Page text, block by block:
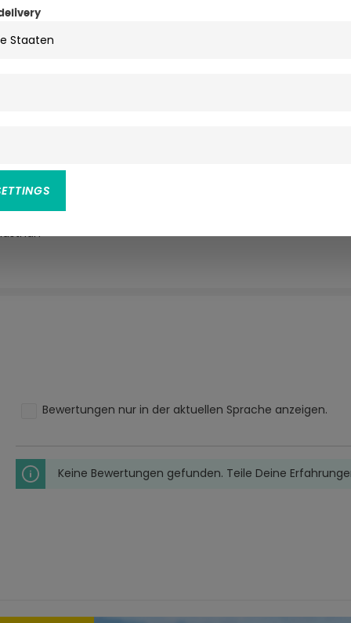
Bewertungen nur in der aktuellen Sprache anzeigen.
Keine Bewertungen gefunden. Teile Deine